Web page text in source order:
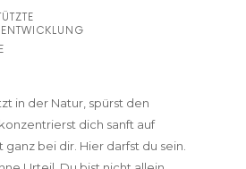
in der Natur, spürst den
dich sanft auf
ganz bei dir. Hier darfst du sein.